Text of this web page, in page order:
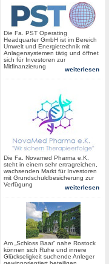
Die Fa. PST Operating
Headquarter GmbH ist im Bereich
Umwelt und Energietechnik mit
Anlagensystemen tätig und öffnet
sich für Investoren zur
Mitfinanzierung
weiterlesen
Die Fa. Novamed Pharma e.K.
steht in einem sehr ertragreichen,
wachsenden Markt für Investoren
mit Grundschuldbesicherung zur
Verfügung
weiterlesen
Am „Schloss Baar“ nahe Rostock
können sich Ruhe und innere
Glückseligkeit suchende Anleger